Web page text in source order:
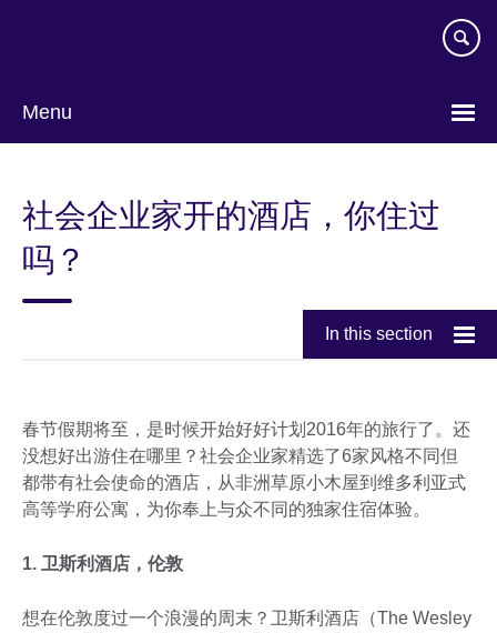
Menu
language
社会企业家开的酒店，你住过
吗？
In this section
春节假期将至，是时候开始好好计划2016年的旅行了。还
没想好出游住在哪里？社会企业家精选了6家风格不同但
都带有社会使命的酒店，从非洲草原小木屋到维多利亚式
高等学府公寓，为你奉上与众不同的独家住宿体验。
1. 卫斯利酒店，伦敦
想在伦敦度过一个浪漫的周末？卫斯利酒店（The Wesley